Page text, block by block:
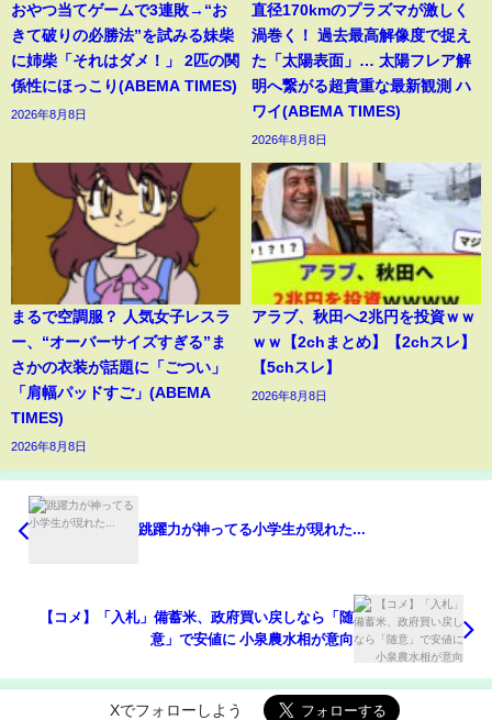
おやつ当てゲームで3連敗→“お
きて破りの必勝法”を試みる妹柴
に姉柴「それはダメ！」 2匹の関
係性にほっこり(ABEMA TIMES)
2026年8月8日
直径170kmのプラズマが激しく
渦巻く！ 過去最高解像度で捉え
た「太陽表面」… 太陽フレア解
明へ繋がる超貴重な最新観測 ハ
ワイ(ABEMA TIMES)
2026年8月8日
まるで空調服？ 人気女子レスラ
ー、“オーバーサイズすぎる”ま
さかの衣装が話題に「ごつい」
「肩幅パッドすご」(ABEMA
TIMES)
2026年8月8日
アラブ、秋田へ2兆円を投資ｗｗ
ｗｗ【2chまとめ】【2chスレ】
【5chスレ】
2026年8月8日
跳躍力が神ってる小学生が現れた...
【コメ】「入札」備蓄米、政府買い戻しなら「随
意」で安値に 小泉農水相が意向
Xでフォローしよう